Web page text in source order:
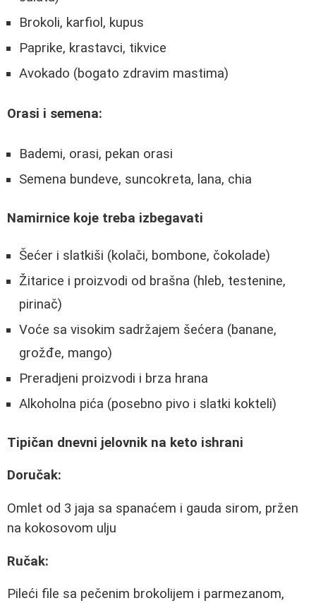
Brokoli, karfiol, kupus
Paprike, krastavci, tikvice
Avokado (bogato zdravim mastima)
Orasi i semena:
Bademi, orasi, pekan orasi
Semena bundeve, suncokreta, lana, chia
Namirnice koje treba izbegavati
Šećer i slatkiši (kolači, bombone, čokolade)
Žitarice i proizvodi od brašna (hleb, testenine,
pirinač)
Voće sa visokim sadržajem šećera (banane,
grožđe, mango)
Preradjeni proizvodi i brza hrana
Alkoholna pića (posebno pivo i slatki kokteli)
Tipičan dnevni jelovnik na keto ishrani
Doručak:
Omlet od 3 jaja sa spanaćem i gauda sirom, pržen
na kokosovom ulju
Ručak:
Pileći file sa pečenim brokolijem i parmezanom,